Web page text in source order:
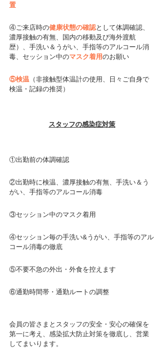
置
④ご来店時の健康状態の確認として体調確認、
濃厚接触の有無、国内の移動及び海外渡航
歴）、手洗い＆うがい、手指等のアルコール消
毒、セッション中のマスク着用のお願い
⑤検温 （非接触型体温計の使用、日々ご自身で
検温・記録の推奨）
スタッフの感染症対策
①出勤前の体調確認
②出勤時に検温、濃厚接触の有無、手洗い＆う
がい、手指等のアルコール消毒
③セッション中のマスク着用
④セッション毎の手洗い&うがい、手指等のアル
コール消毒の徹底
⑤不要不急の外出・外食を控えます
⑥通勤時間帯・通勤ルートの調整
会員の皆さまとスタッフの安全・安心の確保を
第一に考え、感染拡大防止対策を徹底し、営業
してまいります。